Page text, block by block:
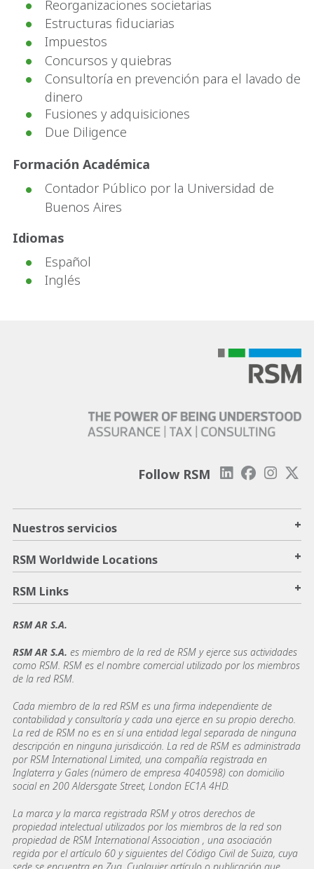
Reorganizaciones societarias
Estructuras fiduciarias
Impuestos
Concursos y quiebras
Consultoría en prevención para el lavado de
dinero
Fusiones y adquisiciones
Due Diligence
Formación Académica
Contador Público por la Universidad de
Buenos Aires
Idiomas
Español
Inglés
Follow RSM
Nuestros servicios +
RSM Worldwide Locations +
RSM Links +
RSM AR S.A.
RSM AR S.A. es miembro de la red de RSM y ejerce sus actividades
como RSM. RSM es el nombre comercial utilizado por los miembros
de la red RSM.
Cada miembro de la red RSM es una firma independiente de
contabilidad y consultoría y cada una ejerce en su propio derecho.
La red de RSM no es en sí una entidad legal separada de ninguna
descripción en ninguna jurisdicción. La red de RSM es administrada
por RSM International Limited, una compañía registrada en
Inglaterra y Gales (número de empresa 4040598) con domicilio
social en 200 Aldersgate Street, London EC1A 4HD.
La marca y la marca registrada RSM y otros derechos de
propiedad intelectual utilizados por los miembros de la red son
propiedad de RSM International Association , una asociación
regida por el artículo 60 y siguientes del Código Civil de Suiza, cuya